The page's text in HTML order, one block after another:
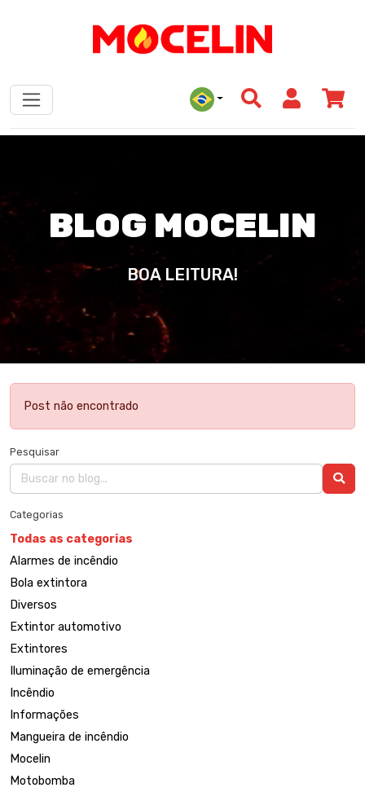
BLOG MOCELIN
BOA LEITURA!
Post não encontrado
Pesquisar
Categorias
Todas as categorias
Alarmes de incêndio
Bola extintora
Diversos
Extintor automotivo
Extintores
Iluminação de emergência
Incêndio
Informações
Mangueira de incêndio
Mocelin
Motobomba